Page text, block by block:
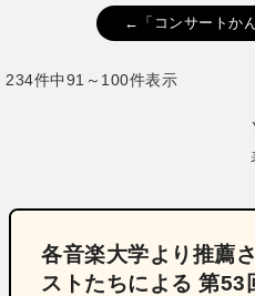
←「コンサートか
234件中91～100件表示
各音楽大学より推薦
ストたちによる 第53